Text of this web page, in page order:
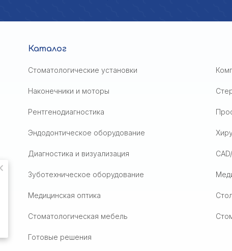
Каталог
Стоматологические установки
Наконечники и моторы
Рентгенодиагностика
Эндодонтическое оборудование
Диагностика и визуализация
Зуботехническое оборудование
Медицинская оптика
Стоматологическая мебель
Готовые решения